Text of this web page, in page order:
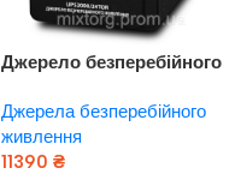
Джерело безперебійного
TOR “ARUNA”
Джерела безперебійного
живлення
11390 ₴